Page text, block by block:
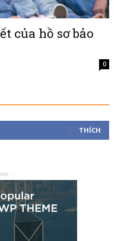
của hồ sơ bảo
0
THÍCH
-